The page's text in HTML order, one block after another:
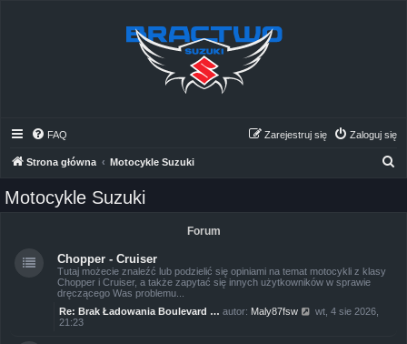
FAQ Zaloguj się
Zarejestruj się
Strona główna Motocykle Suzuki
Motocykle Suzuki
Forum
Chopper - Cruiser
Tutaj możecie znaleźć lub podzielić się opiniami na temat motocykli z klasy
Chopper i Cruiser, a także zapytać się innych użytkowników w sprawie
dręczącego Was problemu...
Re: Brak Ładowania Boulevard … autor: Maly87fsw
W
wt, 4 sie 2026,
21:23